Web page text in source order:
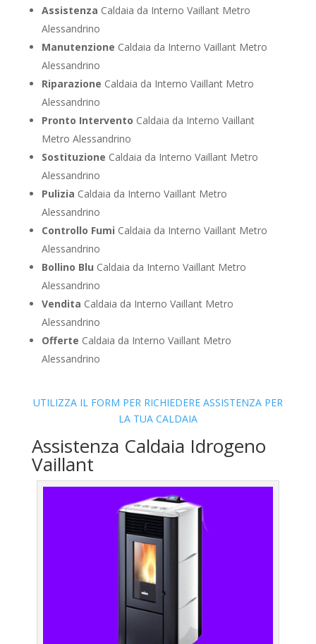
Assistenza Caldaia da Interno Vaillant Metro
Alessandrino
Manutenzione Caldaia da Interno Vaillant Metro
Alessandrino
Riparazione Caldaia da Interno Vaillant Metro
Alessandrino
Pronto Intervento Caldaia da Interno Vaillant
Metro Alessandrino
Sostituzione Caldaia da Interno Vaillant Metro
Alessandrino
Pulizia Caldaia da Interno Vaillant Metro
Alessandrino
Controllo Fumi Caldaia da Interno Vaillant Metro
Alessandrino
Bollino Blu Caldaia da Interno Vaillant Metro
Alessandrino
Vendita Caldaia da Interno Vaillant Metro
Alessandrino
Offerte Caldaia da Interno Vaillant Metro
Alessandrino
UTILIZZA IL FORM PER RICHIEDERE ASSISTENZA PER
LA TUA CALDAIA
Assistenza Caldaia Idrogeno
Vaillant